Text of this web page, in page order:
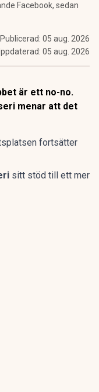
Facebook, sedan
Publicerad: 05 aug. 2026
05 aug. 2026
är ett no-no.
menar att det
fortsätter
sitt stöd till ett mer